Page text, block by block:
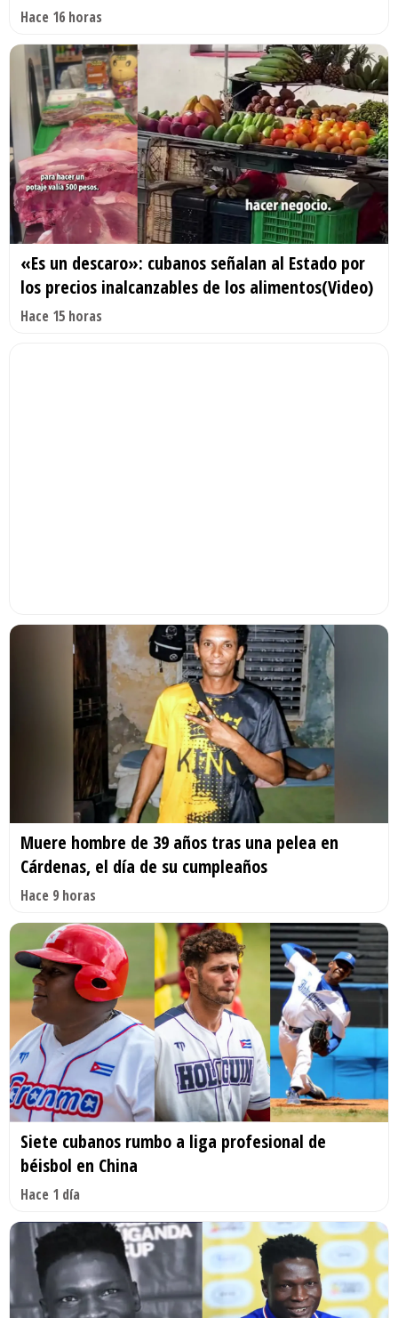
Hace 16 horas
«Es un descaro»: cubanos señalan al Estado por
los precios inalcanzables de los alimentos(Video)
Hace 15 horas
Muere hombre de 39 años tras una pelea en
Cárdenas, el día de su cumpleaños
Hace 9 horas
Siete cubanos rumbo a liga profesional de
béisbol en China
Hace 1 día